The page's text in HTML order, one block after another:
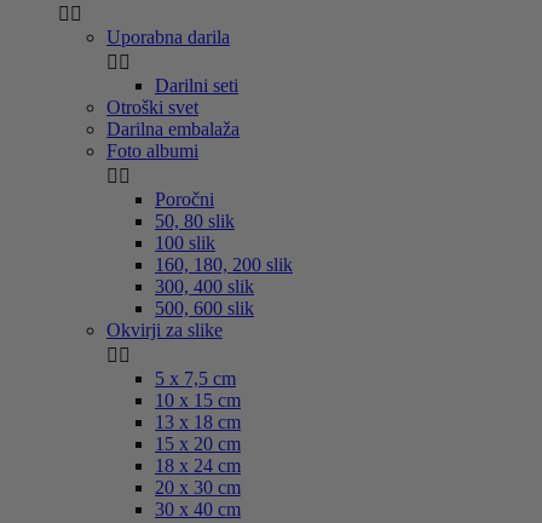
 
Uporabna darila
 
Darilni seti
Otroški svet
Darilna embalaža
Foto albumi
 
Poročni
50, 80 slik
100 slik
160, 180, 200 slik
300, 400 slik
500, 600 slik
Okvirji za slike
 
5 x 7,5 cm
10 x 15 cm
13 x 18 cm
15 x 20 cm
18 x 24 cm
20 x 30 cm
30 x 40 cm